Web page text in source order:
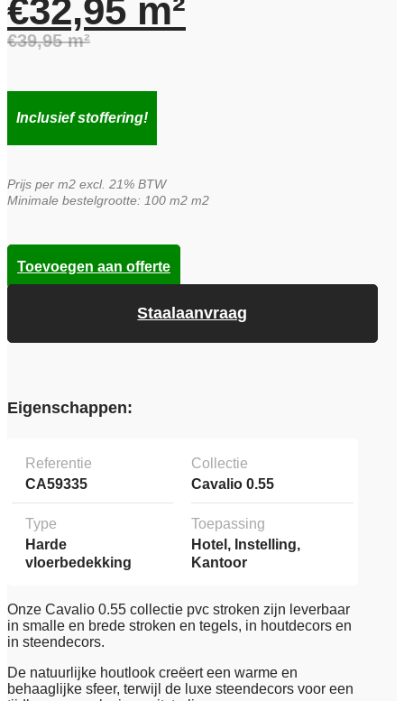
€39,95 m²
prijs
€39,95.
€32,95 m²
prijs
€32,95.
Inclusief stoffering!
Prijs per m2 excl. 21% BTW
Minimale bestelgrootte: 100 m2 m2
Staalaanvraag
Toevoegen aan offerte
Eigenschappen:
Referentie
CA59335
Collectie
Cavalio 0.55
Type
Harde
vloerbedekking
Toepassing
Hotel, Instelling,
Kantoor
Onze Cavalio 0.55 collectie pvc stroken zijn leverbaar
in smalle en brede stroken en tegels, in houtdecors en
in steendecors.
De natuurlijke houtlook creëert een warme en
behaaglijke sfeer, terwijl de luxe steendecors voor een